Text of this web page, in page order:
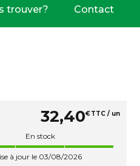
trouver? Contact
32,40€TTC / un
En stock
à jour le 03/08/2026